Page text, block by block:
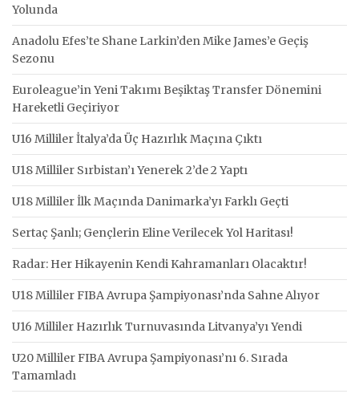
Yolunda
Anadolu Efes’te Shane Larkin’den Mike James’e Geçiş
Sezonu
Euroleague’in Yeni Takımı Beşiktaş Transfer Dönemini
Hareketli Geçiriyor
U16 Milliler İtalya’da Üç Hazırlık Maçına Çıktı
U18 Milliler Sırbistan’ı Yenerek 2’de 2 Yaptı
U18 Milliler İlk Maçında Danimarka’yı Farklı Geçti
Sertaç Şanlı; Gençlerin Eline Verilecek Yol Haritası!
Radar: Her Hikayenin Kendi Kahramanları Olacaktır!
U18 Milliler FIBA Avrupa Şampiyonası’nda Sahne Alıyor
U16 Milliler Hazırlık Turnuvasında Litvanya’yı Yendi
U20 Milliler FIBA Avrupa Şampiyonası’nı 6. Sırada
Tamamladı